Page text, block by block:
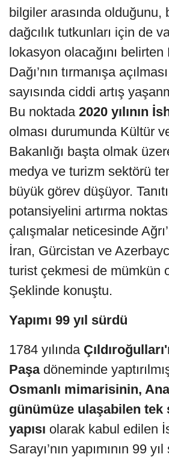
bilgiler arasında olduğunu,
dağcılık tutkunları için de
lokasyon olacağını belirten
Dağı’nın tırmanışa
sayısında ciddi artış
Bu noktada 2020 yılının
olması durumunda Kültür
Bakanlığı başta olmak
medya ve turizm sektörü
büyük görev düşüyor.
potansiyelini artırma
çalışmalar neticesinde
İran, Gürcistan ve
turist çekmesi de mümkün
Şeklinde konuştu.
Yapımı 99 yıl sürdü
1784 yılında
Paşadöneminde
Osmanlı mimarisinin,
günümüze ulaşabilen tek
yapısı olarak kabul edilen
Sarayı’nın yapımının 99